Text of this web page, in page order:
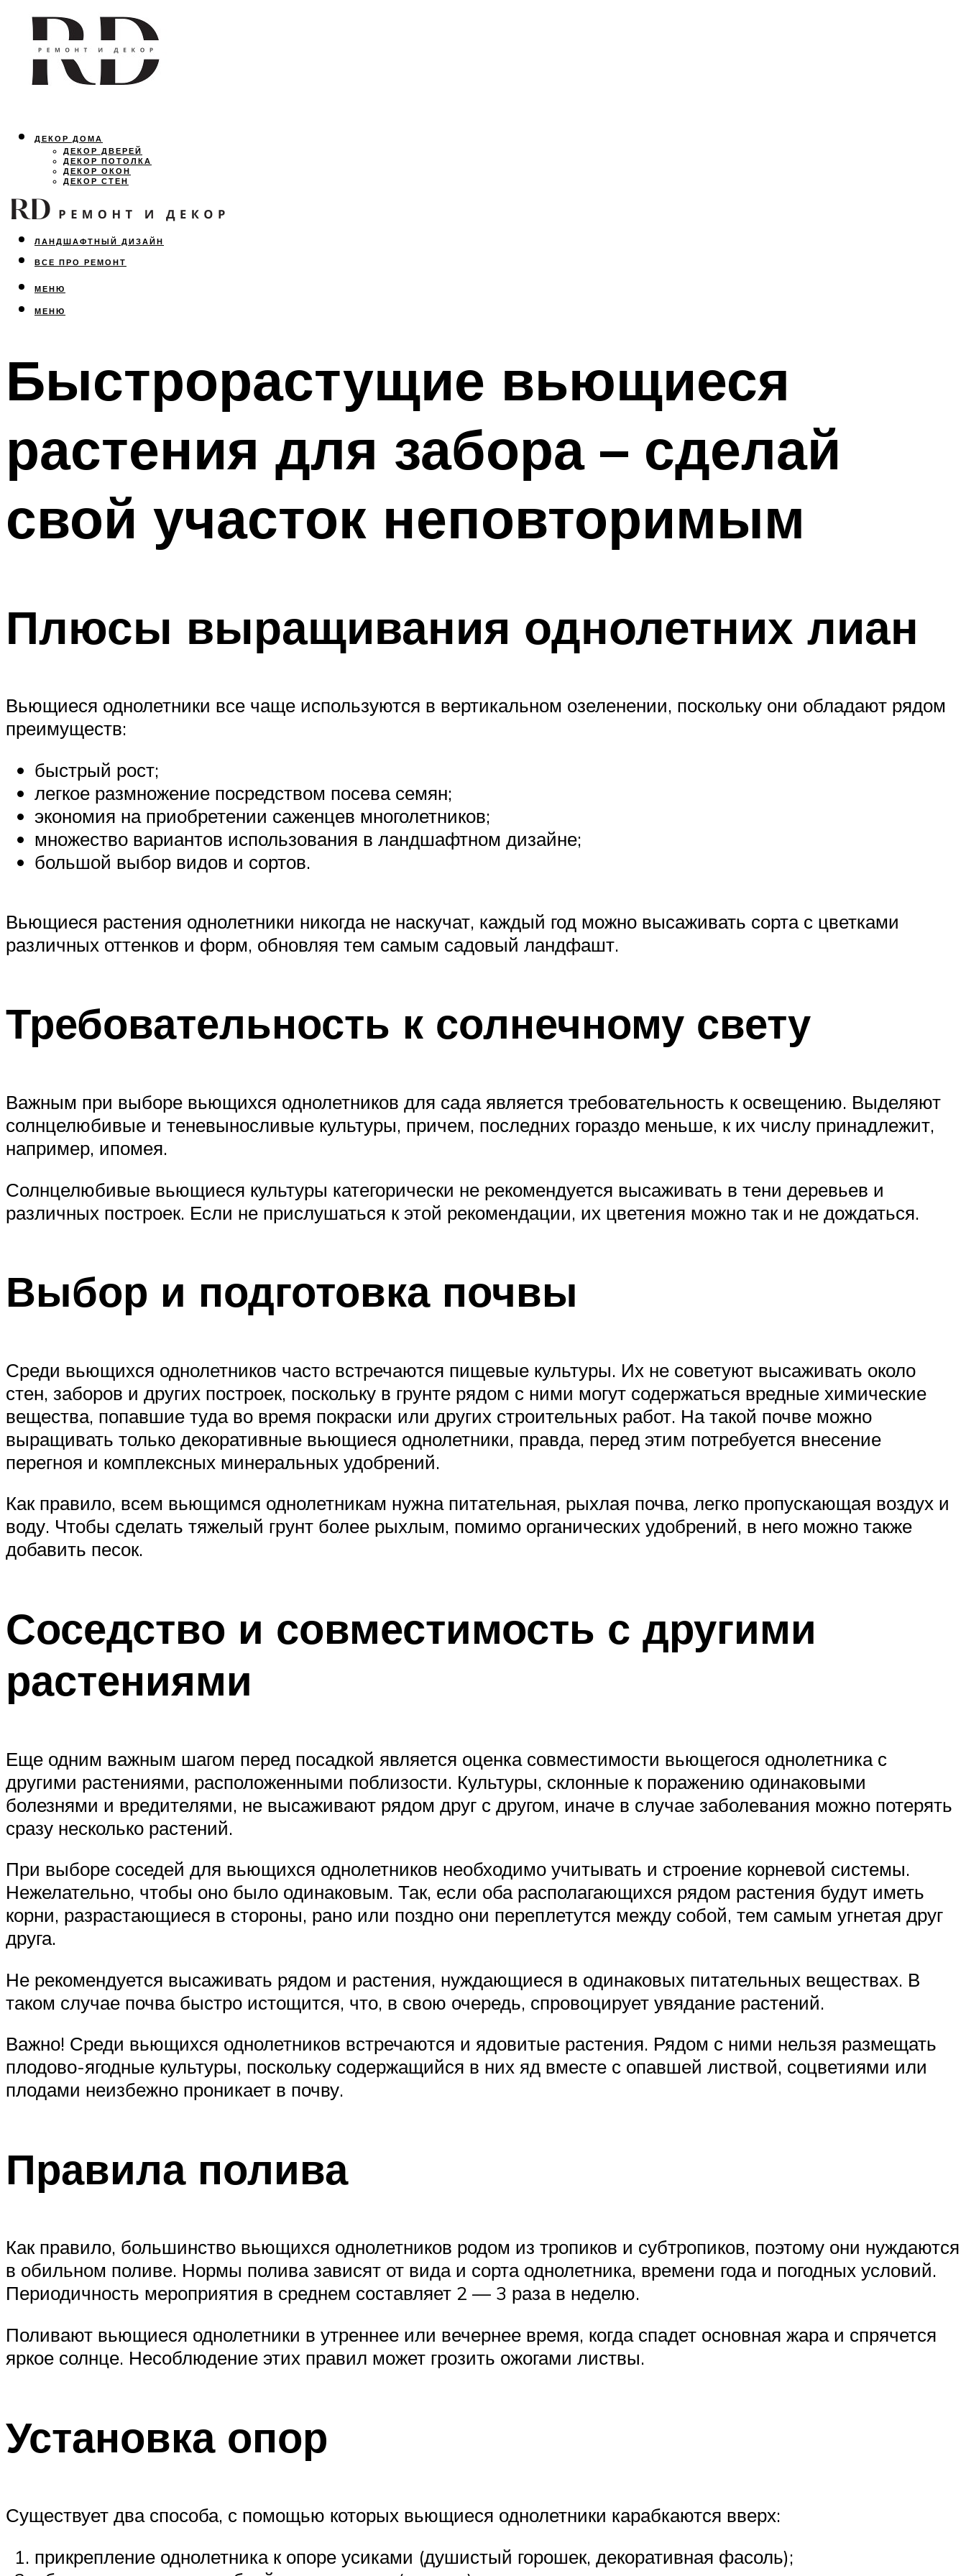
ДЕКОР ДОМА
ДЕКОР ДВЕРЕЙ
ДЕКОР ПОТОЛКА
ДЕКОР ОКОН
ДЕКОР СТЕН
ОСВЕЩЕНИЕ
ДИЗАЙН ИНТЕРЬЕРА
ЛАНДШАФТНЫЙ ДИЗАЙН
ВСЕ ПРО РЕМОНТ
МЕНЮ
МЕНЮ
Быстрорастущие вьющиеся
растения для забора – сделай
свой участок неповторимым
Плюсы выращивания однолетних лиан
Вьющиеся однолетники все чаще используются в вертикальном озеленении, поскольку они обладают рядом
преимуществ:
быстрый рост;
легкое размножение посредством посева семян;
экономия на приобретении саженцев многолетников;
множество вариантов использования в ландшафтном дизайне;
большой выбор видов и сортов.
Вьющиеся растения однолетники никогда не наскучат, каждый год можно высаживать сорта с цветками
различных оттенков и форм, обновляя тем самым садовый ландфашт.
Требовательность к солнечному свету
Важным при выборе вьющихся однолетников для сада является требовательность к освещению. Выделяют
солнцелюбивые и теневыносливые культуры, причем, последних гораздо меньше, к их числу принадлежит,
например, ипомея.
Солнцелюбивые вьющиеся культуры категорически не рекомендуется высаживать в тени деревьев и
различных построек. Если не прислушаться к этой рекомендации, их цветения можно так и не дождаться.
Выбор и подготовка почвы
Среди вьющихся однолетников часто встречаются пищевые культуры. Их не советуют высаживать около
стен, заборов и других построек, поскольку в грунте рядом с ними могут содержаться вредные химические
вещества, попавшие туда во время покраски или других строительных работ. На такой почве можно
выращивать только декоративные вьющиеся однолетники, правда, перед этим потребуется внесение
перегноя и комплексных минеральных удобрений.
Как правило, всем вьющимся однолетникам нужна питательная, рыхлая почва, легко пропускающая воздух и
воду. Чтобы сделать тяжелый грунт более рыхлым, помимо органических удобрений, в него можно также
добавить песок.
Соседство и совместимость с другими
растениями
Еще одним важным шагом перед посадкой является оценка совместимости вьющегося однолетника с
другими растениями, расположенными поблизости. Культуры, склонные к поражению одинаковыми
болезнями и вредителями, не высаживают рядом друг с другом, иначе в случае заболевания можно потерять
сразу несколько растений.
При выборе соседей для вьющихся однолетников необходимо учитывать и строение корневой системы.
Нежелательно, чтобы оно было одинаковым. Так, если оба располагающихся рядом растения будут иметь
корни, разрастающиеся в стороны, рано или поздно они переплетутся между собой, тем самым угнетая друг
друга.
Не рекомендуется высаживать рядом и растения, нуждающиеся в одинаковых питательных веществах. В
таком случае почва быстро истощится, что, в свою очередь, спровоцирует увядание растений.
Важно! Среди вьющихся однолетников встречаются и ядовитые растения. Рядом с ними нельзя размещать
плодово-ягодные культуры, поскольку содержащийся в них яд вместе с опавшей листвой, соцветиями или
плодами неизбежно проникает в почву.
Правила полива
Как правило, большинство вьющихся однолетников родом из тропиков и субтропиков, поэтому они нуждаются
в обильном поливе. Нормы полива зависят от вида и сорта однолетника, времени года и погодных условий.
Периодичность мероприятия в среднем составляет 2 — 3 раза в неделю.
Поливают вьющиеся однолетники в утреннее или вечернее время, когда спадет основная жара и спрячется
яркое солнце. Несоблюдение этих правил может грозить ожогами листвы.
Установка опор
Существует два способа, с помощью которых вьющиеся однолетники карабкаются вверх:
прикрепление однолетника к опоре усиками (душистый горошек, декоративная фасоль);